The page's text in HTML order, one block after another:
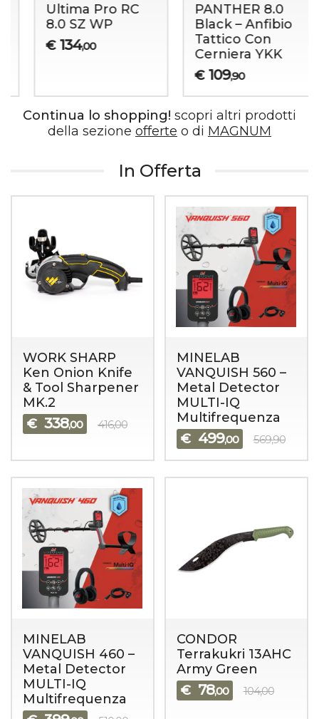
Ultima Pro RC
8.0 SZ WP
134,00
PANTHER 8.0
Black – Anfibio
Tattico Con
Cerniera YKK
109,90
Continua lo shopping! scopri altri prodotti
della sezione offerte o di MAGNUM
In Offerta
WORK SHARP
Ken Onion Knife
& Tool Sharpener
MK.2
€ 338,00 416,00
MINELAB
VANQUISH 560 –
Metal Detector
MULTI-IQ
Multifrequenza
€ 499,00 569,90
MINELAB
VANQUISH 460 –
Metal Detector
MULTI-IQ
Multifrequenza
CONDOR
Terrakukri 13AHC
Army Green
€ 78,00 104,00